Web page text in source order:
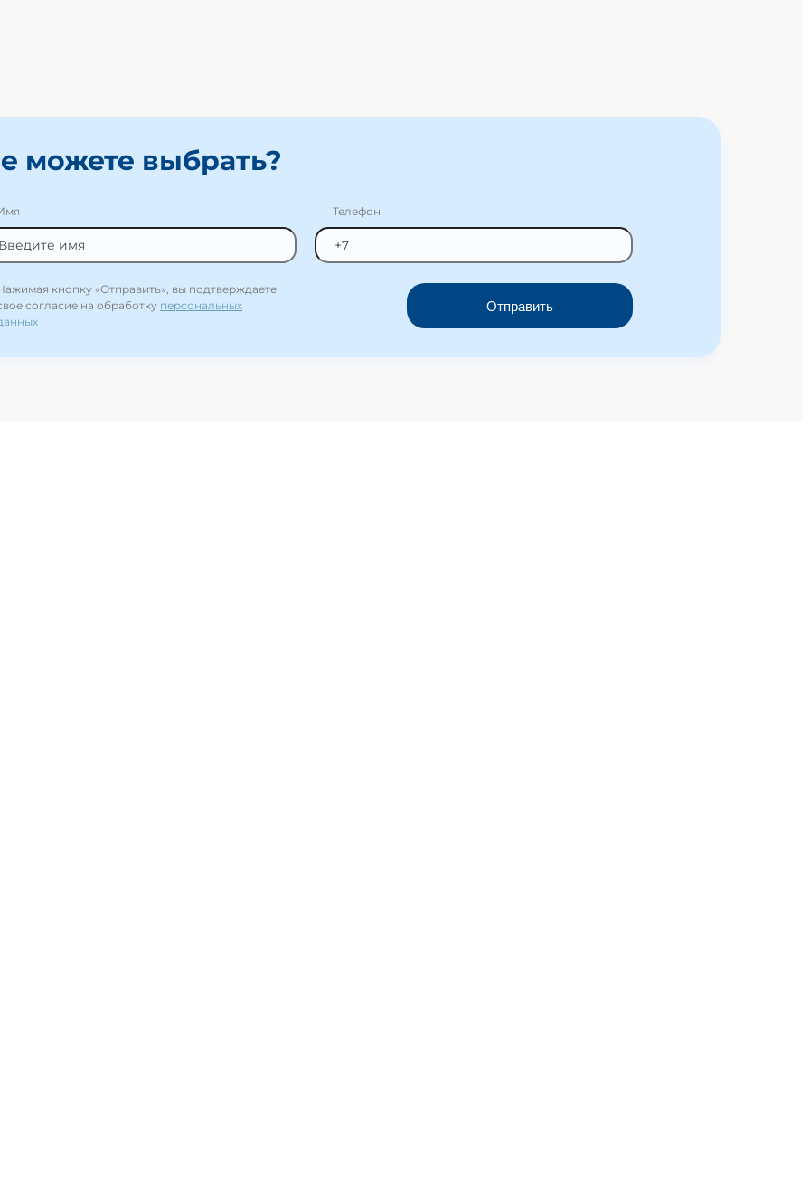
можете выбрать?
Телефон
кнопку «Отправить», вы подтверждаете
согласие на обработку персональных
Отправить